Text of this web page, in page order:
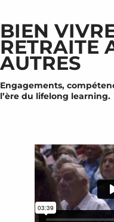
BIEN
RETRAITE
AUTRES
Engagements,
l’ère du lifelong learning.